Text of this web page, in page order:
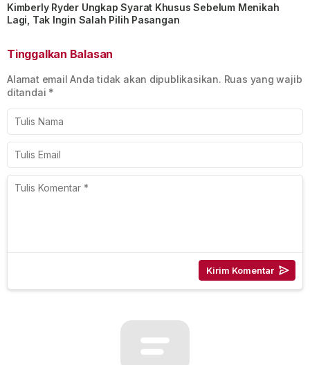
Kimberly Ryder Ungkap Syarat Khusus Sebelum Menikah
Lagi, Tak Ingin Salah Pilih Pasangan
Tinggalkan Balasan
Alamat email Anda tidak akan dipublikasikan. Ruas yang wajib
ditandai *